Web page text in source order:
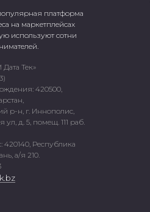
платформа
на маркетплейсах
используют сотни
Тек»
420500,
р-н, г. Иннополис,
ул, д. 5, помещ. 111 раб.
420140, Республика
а/я 210.